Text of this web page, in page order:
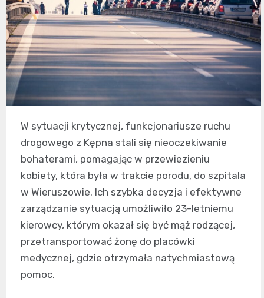
W sytuacji krytycznej, funkcjonariusze ruchu
drogowego z Kępna stali się nieoczekiwanie
bohaterami, pomagając w przewiezieniu
kobiety, która była w trakcie porodu, do szpitala
w Wieruszowie. Ich szybka decyzja i efektywne
zarządzanie sytuacją umożliwiło 23-letniemu
kierowcy, którym okazał się być mąż rodzącej,
przetransportować żonę do placówki
medycznej, gdzie otrzymała natychmiastową
pomoc.